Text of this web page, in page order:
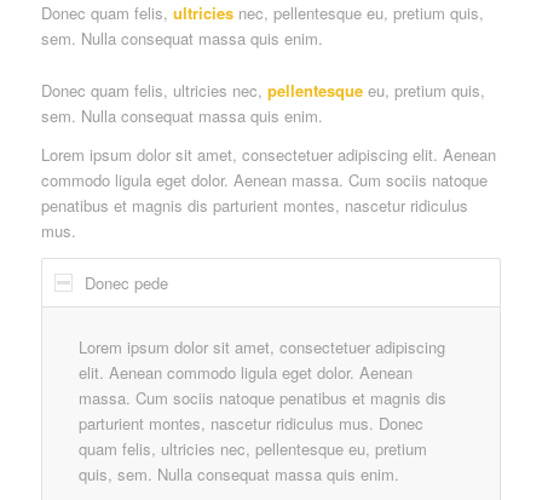
Donec quam felis, ultriciesnec, pellentesque eu, pretium quis,
sem. Nulla consequat massa quis enim.
Donec quam felis, ultricies nec, pellentesqueeu, pretium quis,
sem. Nulla consequat massa quis enim.
Lorem ipsum dolor sit amet, consectetuer adipiscing elit. Aenean
commodo ligula eget dolor. Aenean massa. Cum sociis natoque
penatibus et magnis dis parturient montes, nascetur ridiculus
mus.
Donec pede
Lorem ipsum dolor sit amet, consectetuer adipiscing
elit. Aenean commodo ligula eget dolor. Aenean
massa. Cum sociis natoque penatibus et magnis dis
parturient montes, nascetur ridiculus mus. Donec
quam felis, ultricies nec, pellentesque eu, pretium
quis, sem. Nulla consequat massa quis enim.